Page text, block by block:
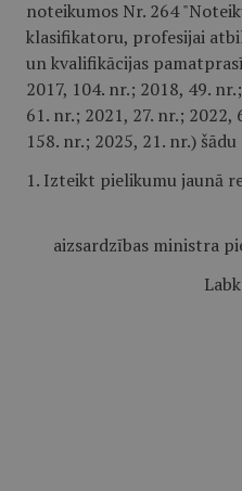
noteikumos Nr. 264
klasifikatoru, profesijai
un kvalifikācijas
2017, 104. nr.; 2018, 49.
61. nr.; 2021, 27. nr.;
158. nr.; 2025, 21. nr.)
1. Izteikt pielikumu jaunā
aizsardzības ministra